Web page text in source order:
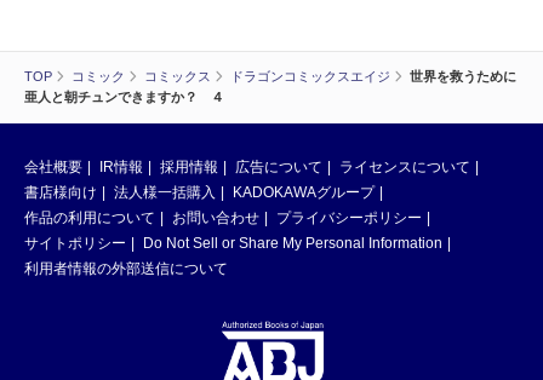
TOP コミック コミックス ドラゴンコミックスエイジ
世界を救うために
亜人と朝チュンできますか？ ４
会社概要 IR情報 採用情報 広告について
ライセンスについて
書店様向け
法人様一括購入
KADOKAWAグループ
作品の利用について
お問い合わせ
プライバシーポリシー
サイトポリシー
Do Not Sell or Share My Personal Information
利用者情報の外部送信について